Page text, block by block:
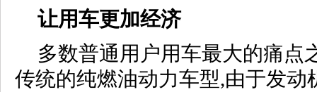
让用车更加经济
多数普通用户用车最大的痛点
传统的纯燃油动力车型,由于发动